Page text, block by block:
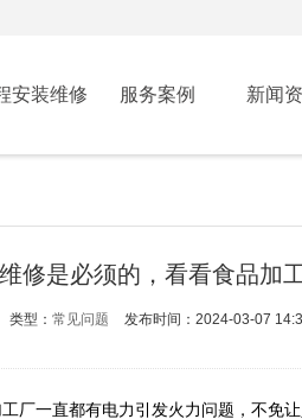
安装维修 服务案例 新闻
修是必须的，看看食品加
类型： 常见问题 发布时间：2024-03-07
厂一直都有电力引发火力问题，不免